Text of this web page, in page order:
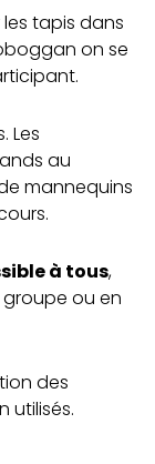
les tapis dans
on se
Les
au
mannequins
à tous,
ou en
des
utilisés.